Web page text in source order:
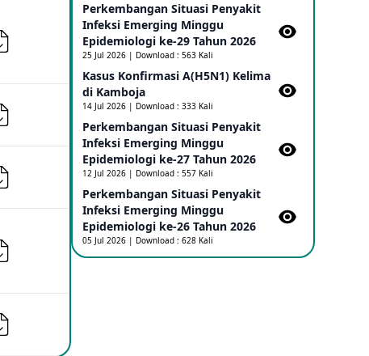
Penetapan Outbreak Penyakit Ebola di
RD Kongo dan Uganda Sebagai PHEIC
Outbreak Penyakti Ebola di RD Kongo
Kasus Konfirmasi A(H5NN6) di Cina
Update Penyakit Virus Hanta Tipe HPS
di Kapal Pesiar MV Hondius
Perkembangan Situasi Penyakit
Infeksi Emerging Minggu
Epidemiologi ke-29 Tahun 2026
25 Jul 2026 | Download : 563 Kali
Kasus Konfirmasi A(H5N1) Kelima
di Kamboja​
14 Jul 2026 | Download : 333 Kali
Perkembangan Situasi Penyakit
Infeksi Emerging Minggu
Epidemiologi ke-27 Tahun 2026
12 Jul 2026 | Download : 557 Kali
Perkembangan Situasi Penyakit
Infeksi Emerging Minggu
Epidemiologi ke-26 Tahun 2026
05 Jul 2026 | Download : 628 Kali